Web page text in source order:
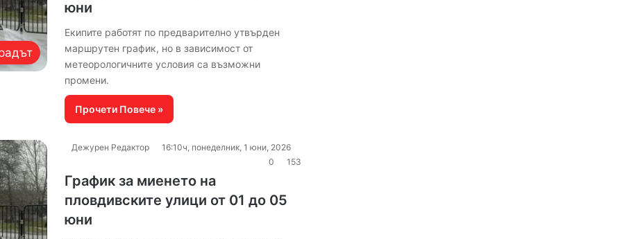
юни
Екипите работят по предварително утвърден
маршрутен график, но в зависимост от
метеорологичните условия са възможни
промени.
Прочети Повече »
Дежурен Редактор
16:10ч, понеделник, 1 юни, 2026
0
153
График за миенето на
пловдивските улици от 01 до 05
юни